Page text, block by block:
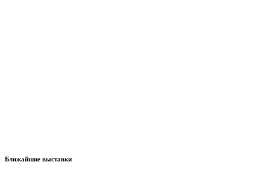
Ближайшие выставки